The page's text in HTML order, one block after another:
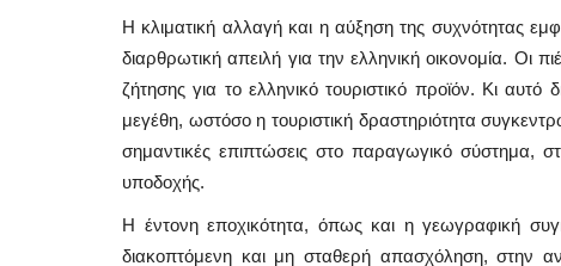
Η κλιματική αλλαγή και η αύξηση της συχνότητας
διαρθρωτική απειλή για την ελληνική οικονομία. Οι
ζήτησης για το ελληνικό τουριστικό προϊόν. Κι αυτό
μεγέθη, ωστόσο η τουριστική δραστηριότητα
σημαντικές επιπτώσεις στο παραγωγικό σύστημα,
υποδοχής.
Η έντονη εποχικότητα, όπως και η γεωγραφική
διακοπτόμενη και μη σταθερή απασχόληση, στην